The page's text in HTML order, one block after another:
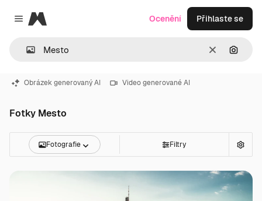
Close menu
Magnific
ZrušitHledat
Ocenění Přihlaste se
Obrázek generovaný AI Video generované AI
Fotky Mesto
Fotografie Filtry